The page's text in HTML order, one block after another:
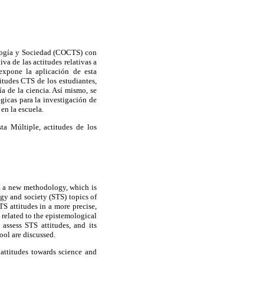
y Sociedad (COCTS) con
de las actitudes relativas a
la aplicación de esta
CTS de los estudiantes,
de la ciencia. Así mismo, se
para la investigación de
la escuela.
Múltiple, actitudes de los
new methodology, which is
and society (STS) topics of
attitudes in a more precise,
to the epistemological
STS attitudes, and its
are discussed.
towards science and